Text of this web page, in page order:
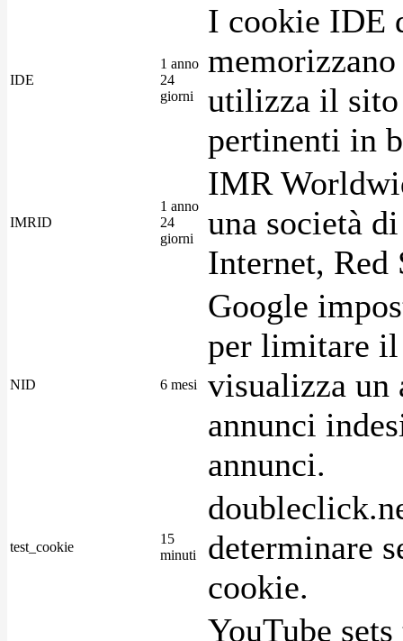
IDE
1 anno
24
giorni
I cookie IDE
utilizza il sito
pertinenti in
IMRID
1 anno
24
giorni
IMR
una società
Internet, Red
NID 6 mesi
Google
per limitare
visualizza un
annunci
annunci.
test_cookie
15
minuti
determinare
cookie.
YouTube